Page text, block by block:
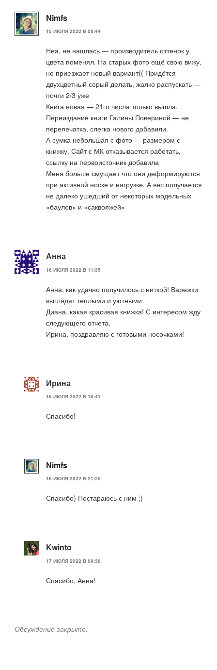
Nimfs
15 ИЮЛЯ 2022 В 08:44
Неа, не нашлась — производитель оттенок у
цвета поменял. На старых фото ещё свою вижу,
но приезжает новый вариант(( Придётся
двухцветный серый делать, жалко распускать —
почти 2/3 уже
Книга новая — 21го числа только вышла.
Переиздание книги Галины Повериной — не
перепечатка, слегка нового добавили.
А сумка небольшая с фото — размером с
книжку. Сайт с МК отказывается работать,
ссылку на первоисточник добавила
Меня больше смущает что они деформируются
при активной носке и нагрузке. А вес получается
не далеко ушедший от некоторых модельных
«баулов» и «саквояжей»
Анна
16 ИЮЛЯ 2022 В 11:35
Анна, как удачно получилось с ниткой! Варежки
выглядят теплыми и уютными.
Диана, какая красивая книжка! С интересом жду
следующего отчета.
Ирина, поздравляю с готовыми носочками!
Ирина
16 ИЮЛЯ 2022 В 16:41
Спасибо!
Nimfs
16 ИЮЛЯ 2022 В 21:20
Спасибо) Постараюсь с ним ;)
Kwinto
17 ИЮЛЯ 2022 В 09:38
Спасибо, Анна!
Обсуждение закрыто.